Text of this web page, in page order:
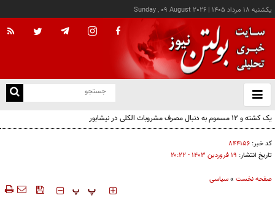
يکشنبه ۱۸ مرداد ۱۴۰۵ |
Sunday , 09 August 2026
باز
و
کد خبر: ۸۴۴۱۵۶
تاریخ انتشار: ۱۹ فروردين ۱۴۰۳ - ۲۰:۲۲
صفحه نخست »سیاسی
‍‍‍ پ پ